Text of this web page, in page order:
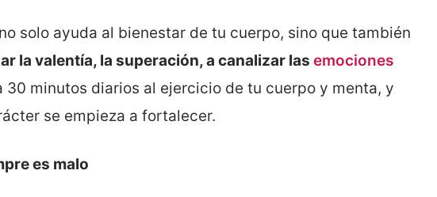
solo ayuda al bienestar de tu cuerpo, sino que también
la valentía, la superación, a canalizar las emociones
30 minutos diarios al ejercicio de tu cuerpo y menta, y
se empieza a fortalecer.
es malo